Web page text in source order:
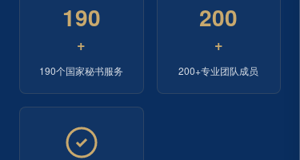
190
+
190个国家秘书服务
200
+
200+专业团队成员